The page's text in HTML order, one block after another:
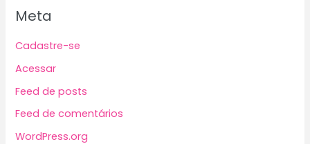
Meta
Cadastre-se
Acessar
Feed de posts
Feed de comentários
WordPress.org